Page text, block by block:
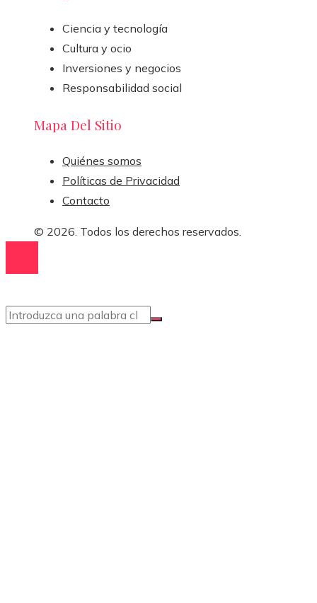
Ciencia y tecnología
Cultura y ocio
Inversiones y negocios
Responsabilidad social
Mapa Del Sitio
Quiénes somos
Políticas de Privacidad
Contacto
© 2026. Todos los derechos reservados.